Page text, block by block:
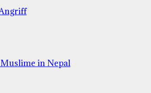
Muslime in Nepal